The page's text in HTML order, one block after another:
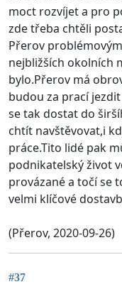
moct rozvíjet a pro
zde třeba chtěli
Přerov
nejbližších okolních
bylo.Přerov má
budou za prací
se tak dostat do
chtít navštěvovat,i
práce.Tito lidé pak
podnikatelský život
provázané a točí se
velmi klíčové
(Přerov, 2020-09-26)
#37